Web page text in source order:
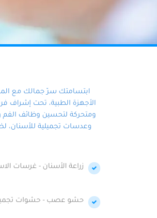
ابتسامتك سرّ جمالك مع
الأجهزة الطبية، تحت إشراف
ومتحركة لتحسين وظائف الفم
وعدسات تجميلية للأسنان،
زراعة الأسنان - غرسات
حشو عصب - حشوات